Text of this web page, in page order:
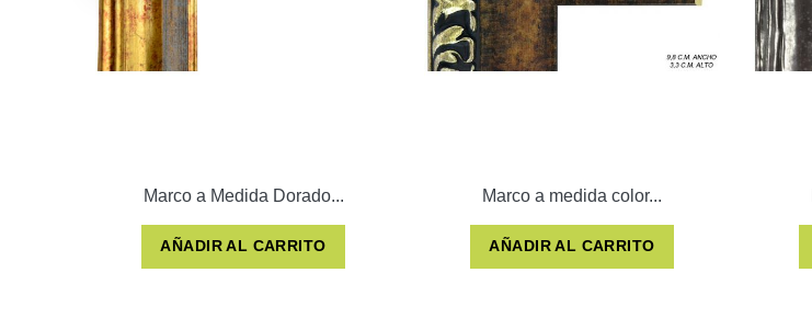
Marco a Medida Dorado...
AÑADIR AL CARRITO
Marco a medida color...
AÑADIR AL CARRITO